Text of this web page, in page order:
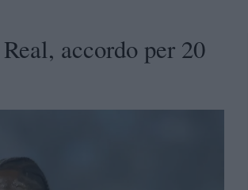
accordo per 20